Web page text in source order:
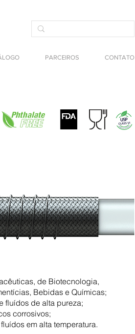
PARCEIROS CONTATO
de Biotecnologia,
Bebidas e Químicas;
fluídos de alta pureza;
corrosivos;
em alta temperatura.